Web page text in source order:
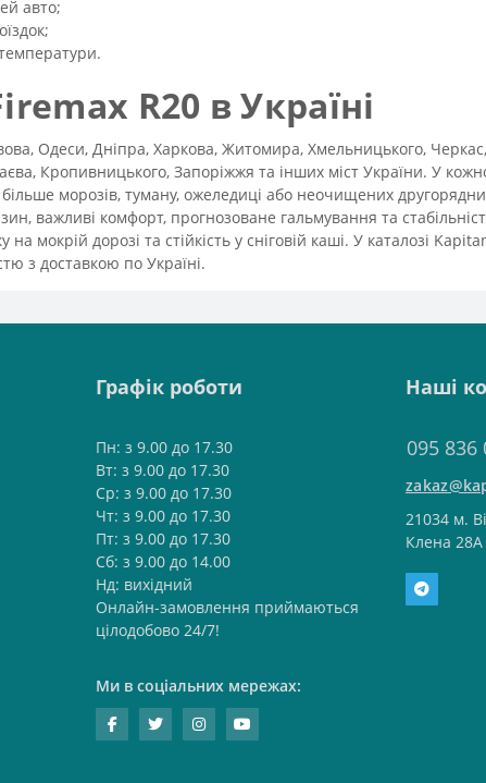
авто;
R20 в Україні
Одеси, Дніпра, Харкова, Житомира, Хмельницького,
Кропивницького, Запоріжжя та інших міст України. У
морозів, туману, ожеледиці або неочищених
комфорт, прогнозоване гальмування та
мокрій дорозі та стійкість у сніговій каші. У каталозі
з доставкою по Україні.
Графік роботи
Пн: з 9.00 до 17.30
Вт: з 9.00 до 17.30
Ср: з 9.00 до 17.30
Чт: з 9.00 до 17.30
Пт: з 9.00 до 17.30
Сб: з 9.00 до 14.00
Нд: вихідний
Онлайн-замовлення приймаються
цілодобово 24/7!
Ми в соціальних мережах:
Наші
095 836
21034 м.
Клена 28А